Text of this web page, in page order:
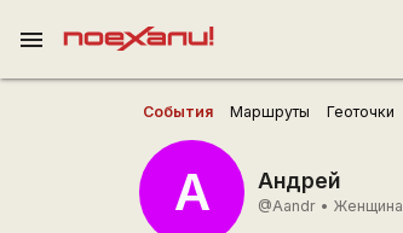
menu
События Маршруты Геоточки
А Андрей
@Aandr • Женщина